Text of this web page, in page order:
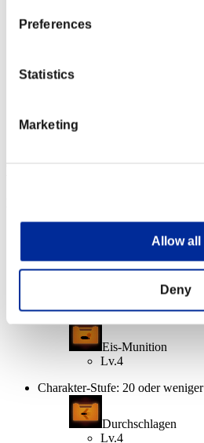
Preferences
Statistics
Marketing
Allow all
Deny
Charakter-Stufe: 40 oder weniger
Alltagskiller
Charakter-Stufe: 30 oder weniger
Eis-Munition
Lv.4
Charakter-Stufe: 20 oder weniger
Durchschlagen
Lv.4